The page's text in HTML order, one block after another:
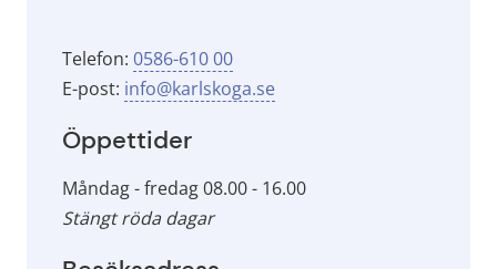
Telefon: 0586-610 00
E-post: info@karlskoga.se
Öppettider
Måndag - fredag 08.00 - 16.00
Stängt röda dagar